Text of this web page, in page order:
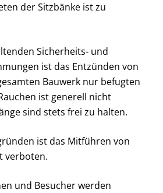
der Sitzbänke ist zu
Sicherheits- und
ist das Entzünden von
Bauwerk nur befugten
ist generell nicht
sind stets frei zu halten.
ist das Mitführen von
verboten.
und Besucher werden